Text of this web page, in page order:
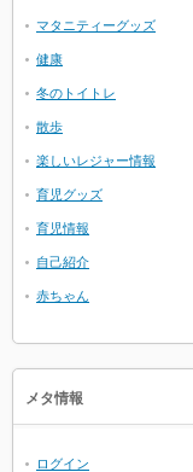
マタニティーグッズ
健康
冬のトイトレ
散歩
楽しいレジャー情報
育児グッズ
育児情報
自己紹介
赤ちゃん
メタ情報
ログイン